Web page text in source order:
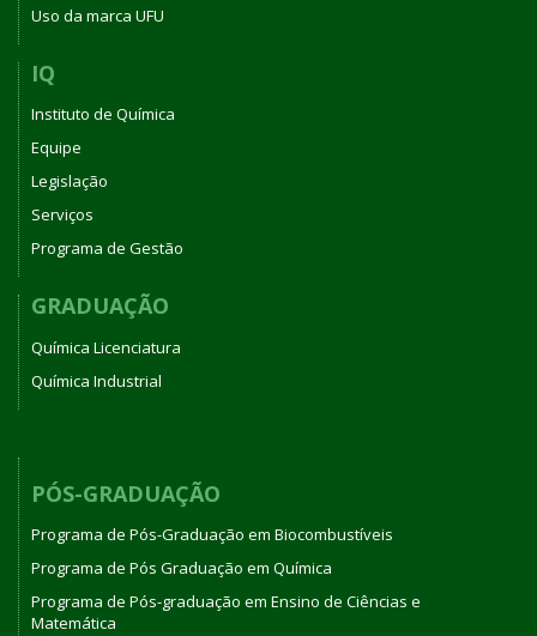
Uso da marca UFU
IQ
Instituto de Química
Equipe
Legislação
Serviços
Programa de Gestão
GRADUAÇÃO
Química Licenciatura
Química Industrial
PÓS-GRADUAÇÃO
Programa de Pós-Graduação em Biocombustíveis
Programa de Pós Graduação em Química
Programa de Pós-graduação em Ensino de Ciências e
Matemática